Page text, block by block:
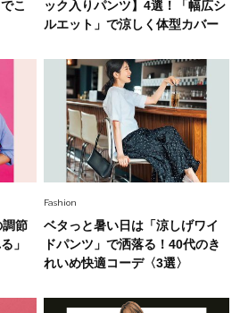
んなに華やぐ！40代、夏の「甘めト
ンツ」コーデ〈3選〉
通勤はこれ１着！「きちんと感」も
」も整うトレンドトップス〈4選〉
し3選。地味見え回避のコツは「バッグ
こ
ック入りパンツ】4選！「幅広シ
ルエット」で涼しく体型カバー
節
」
Fashion
ベタっと暑い日は「涼しげワイ
ドパンツ」で洒落る！40代のき
れいめ快適コーデ〈3選〉